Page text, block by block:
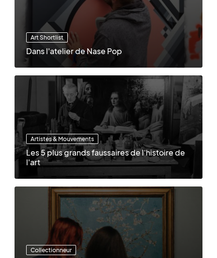
Art Shortlist
Dans l'atelier de Nase Pop
Artistes & Mouvements
Les 5 plus grands faussaires de l'histoire de
l'art
Collectionneur